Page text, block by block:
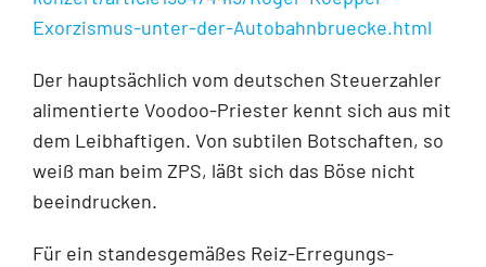
Exorzismus-unter-der-Autobahnbruecke.html
Der hauptsächlich vom deutschen Steuerzahler
alimentierte Voodoo-Priester kennt sich aus mit
dem Leibhaftigen. Von subtilen Botschaften, so
weiß man beim ZPS, läßt sich das Böse nicht
beeindrucken.
Für ein standesgemäßes Reiz-Erregungs-